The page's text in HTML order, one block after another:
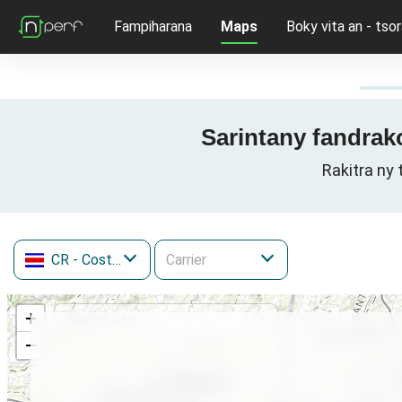
Fampiharana Maps Boky vita an -
Sarintany
Rakitra ny
CR - Costa Rica
+
−